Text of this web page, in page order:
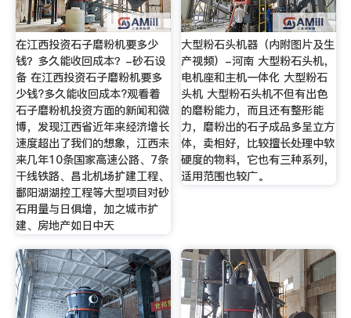
在江西投资石子磨粉机要多少
钱？多久能收回成本？-砂石设
备 在江西投资石子磨粉机要多
少钱?多久能收回成本?观看着
石子磨粉机投资方面的新闻和微
博，发现江西省近年来经济增长
速度超出了我们的想象，江西未
来几年10条国家高速公路、7条
干线铁路、昌北机场扩建工程、
鄱阳湖湖控工程等大型项目对砂
石用量与日俱增，加之城市扩
建、房地产如日中天
大型粉石头机器（内附图片及生
产视频）-河南 大型粉石头机，
电机座和主机一体化 大型粉石
头机 大型粉石头机不但有出色
的磨粉能力，而且还有整形能
力，磨粉出的石子成品多呈立方
体，卖相好，比较擅长处理中软
硬度的物料，它也有三种系列，
适用范围也较广。